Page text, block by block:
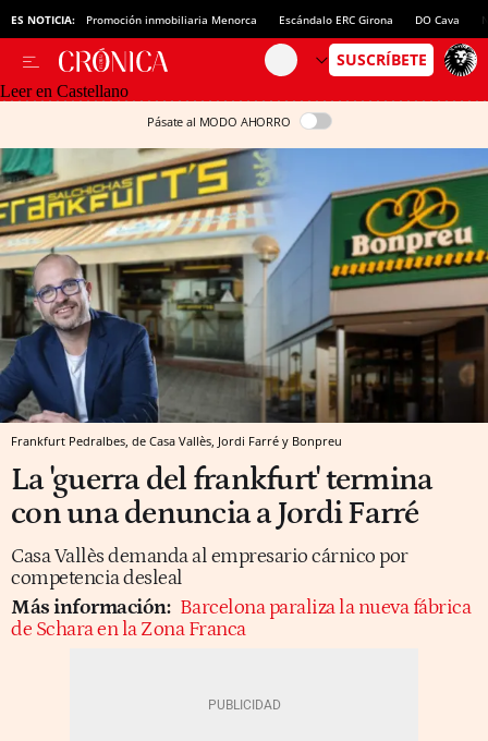
ES NOTICIA: Promoción inmobiliaria Menorca Escándalo ERC Girona DO Cava
Leer en Castellano
Pásate al MODO AHORRO
Frankfurt Pedralbes, de Casa Vallès, Jordi Farré y Bonpreu
La 'guerra del frankfurt' termina
con una denuncia a Jordi Farré
Casa Vallès demanda al empresario cárnico por
competencia desleal
Más información: Barcelona paraliza la nueva fábrica
de Schara en la Zona Franca